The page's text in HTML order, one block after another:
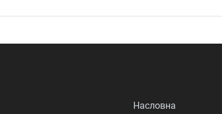
Насловна